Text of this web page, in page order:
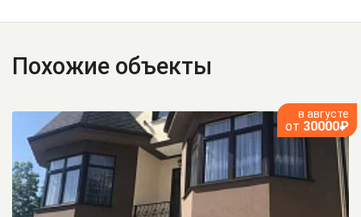
Похожие объекты
в августе
от 30000₽